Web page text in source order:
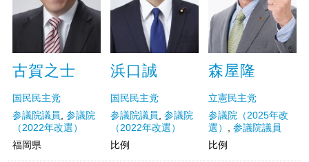
古賀之士
国民民主党
参議院議員
,参議院
（2022年改選）
福岡県
浜口誠
国民民主党
参議院議員
,参議院
（2022年改選）
比例
森屋隆
立憲民主党
参議院（2025年改
選）
参議院議員
比例